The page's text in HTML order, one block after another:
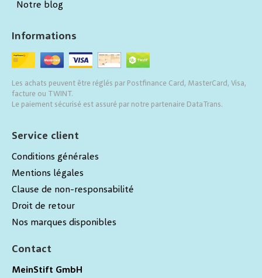
Contact
MeinStift GmbH
Service client
Conditions générales
Mentions légales
Clause de non-responsabilité
Droit de retour
Nos marques disponibles
Informations
Les achats peuvent être réglés par Postfinance Card, MasterCard, Visa,
facture ou TWINT.
Le paiement sécurisé est assuré par notre partenaire DataTrans.
Notre blog